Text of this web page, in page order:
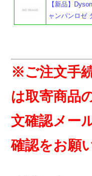
【新品】
ャンパンロゼ
※ご注文手
は取寄商品
文確認メー
確認をお願